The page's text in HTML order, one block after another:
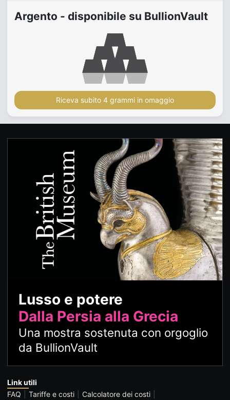
Argento - disponibile su BullionVault
Riceva subito 4 grammi in omaggio
Lusso e potere
Dalla Persia alla Grecia
Una mostra sostenuta con orgoglio
da BullionVault
Link utili
FAQ
Tariffe e costi
Calcolatore dei costi